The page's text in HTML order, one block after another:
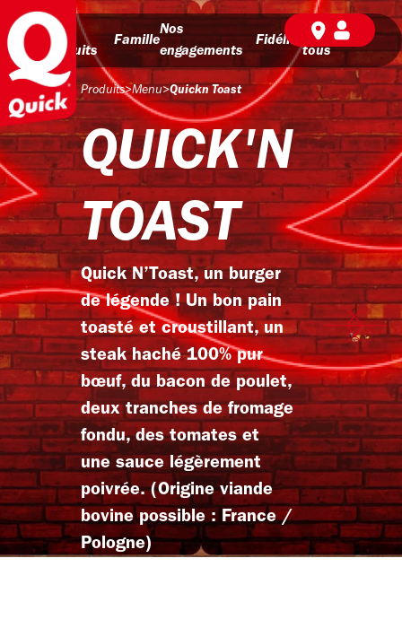
Nos
produits
Famille
Nos
engagements
Fidélité
BD pour
tous
Produits>Menu>Quickn Toast
QUICK'N
TOAST
Quick N’Toast, un burger
de légende ! Un bon pain
toasté et croustillant, un
steak haché 100% pur
bœuf, du bacon de poulet,
deux tranches de fromage
fondu, des tomates et
une sauce légèrement
poivrée. (Origine viande
bovine possible : France /
Pologne)